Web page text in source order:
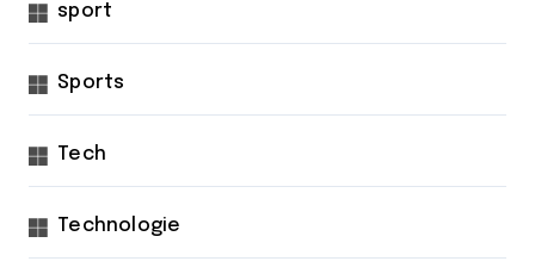
sport
Sports
Tech
Technologie